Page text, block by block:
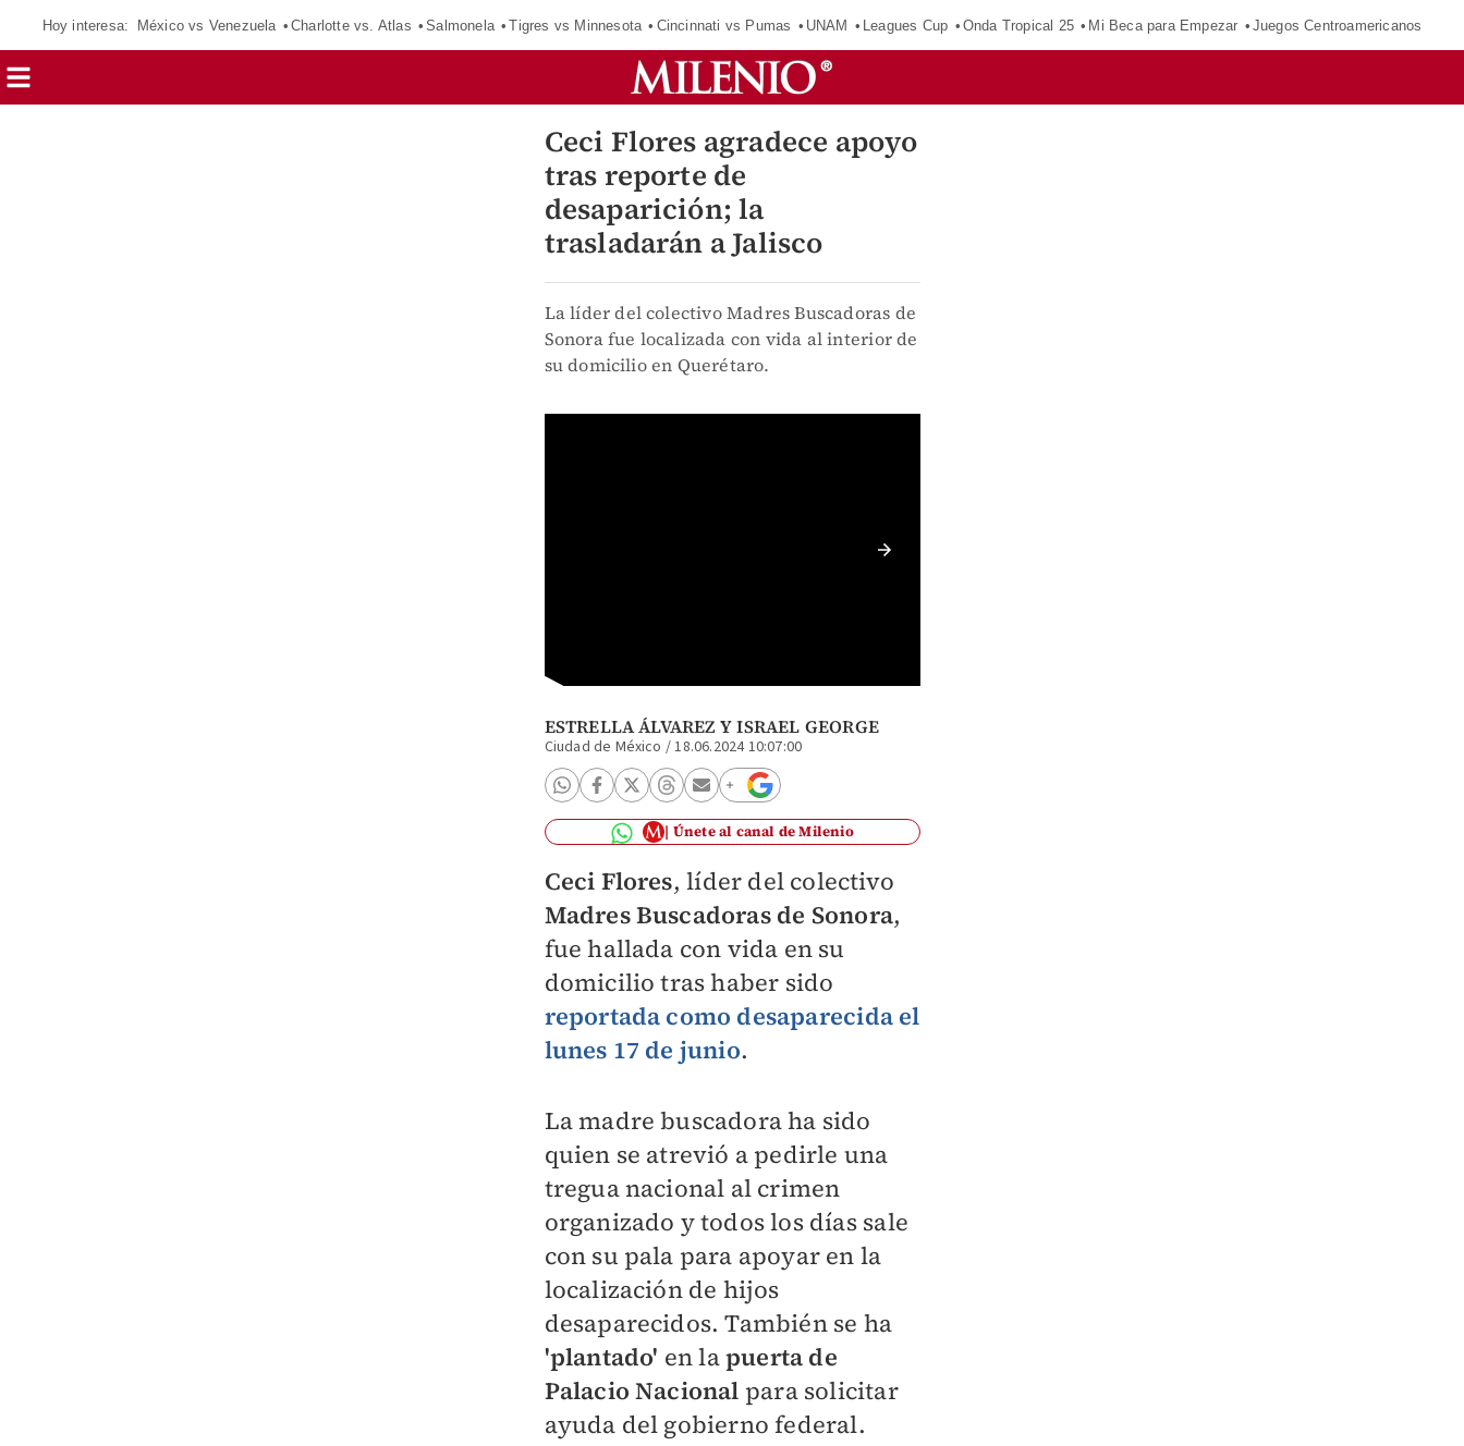
Hoy interesa: México vs Venezuela Charlotte vs. Atlas Salmonela Tigres vs Minnesota Cincinnati vs Pumas UNAM Leagues Cup Onda Tropical 25 Mi Beca para Empezar Juegos Centroamericanos
Ceci Flores agradece apoyo
tras reporte de
desaparición; la
trasladarán a Jalisco
La líder del colectivo Madres Buscadoras de
Sonora fue localizada con vida al interior de
su domicilio en Querétaro.
ESTRELLA ÁLVAREZ YISRAEL GEORGE
Ciudad de México /18.06.2024 10:07:00
Únete al canal de Milenio
Ceci Flores, líder del colectivo
Madres Buscadoras de Sonora,
fue hallada con vida en su
domicilio tras haber sido
reportada como desaparecida el
lunes 17 de junio.
La madre buscadora ha sido
quien se atrevió a pedirle una
tregua nacional al crimen
organizado y todos los días sale
con su pala para apoyar en la
localización de hijos
desaparecidos. También se ha
'plantado' en lapuerta de
Palacio Nacional para solicitar
ayuda del gobierno federal.